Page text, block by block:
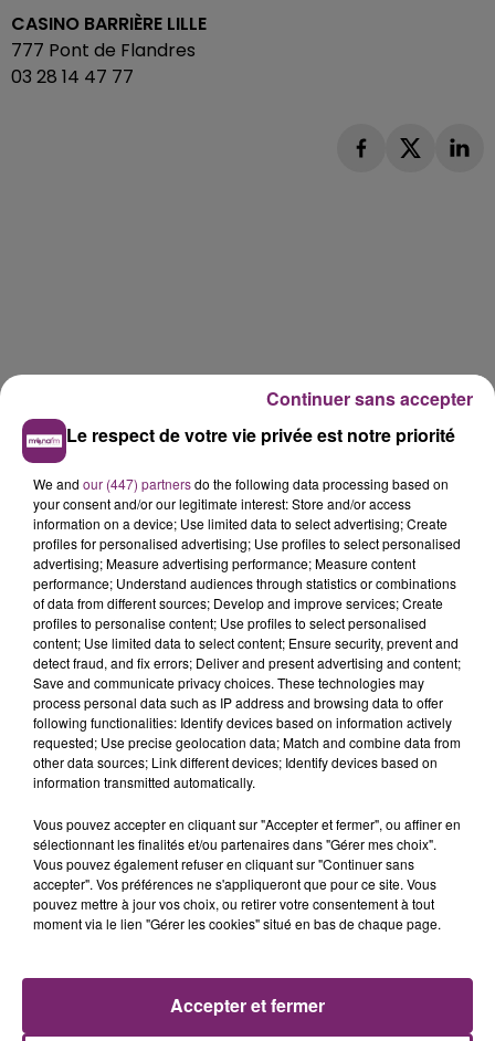
CASINO BARRIÈRE LILLE
777 Pont de Flandres
03 28 14 47 77
LES AUTRES JEUX >
Le respect de votre vie privée est notre priorité
We and our (447) partnersdo the following data processing based on
your consent and/or our legitimate interest: Store and/or access
information on a device; Use limited data to select advertising; Create
profiles for personalised advertising; Use profiles to select personalised
advertising; Measure advertising performance; Measure content
performance; Understand audiences through statistics or combinations
of data from different sources; Develop and improve services; Create
profiles to personalise content; Use profiles to select personalised
content; Use limited data to select content; Ensure security, prevent and
detect fraud, and fix errors; Deliver and present advertising and content;
Save and communicate privacy choices. These technologies may
process personal data such as IP address and browsing data to offer
following functionalities: Identify devices based on information actively
requested; Use precise geolocation data; Match and combine data from
other data sources; Link different devices; Identify devices based on
information transmitted automatically.
Vous pouvez accepter en cliquant sur "Accepter et fermer", ou affiner en
sélectionnant les finalités et/ou partenaires dans "Gérer mes choix".
Vous pouvez également refuser en cliquant sur "Continuer sans
accepter". Vos préférences ne s'appliqueront que pour ce site. Vous
pouvez mettre à jour vos choix, ou retirer votre consentement à tout
moment via le lien "Gérer les cookies" situé en bas de chaque page.
Accepter et fermer
Continuer sans accepter